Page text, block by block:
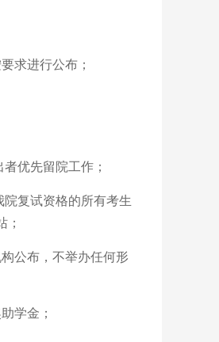
求进行公布；
优先留院工作；
复试资格的所有考生
；
公布，不举办任何形
学金；